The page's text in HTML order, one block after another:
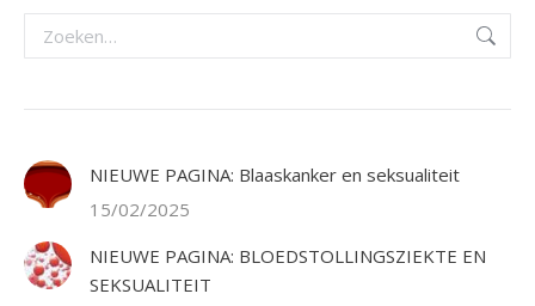
Zoeken:
NIEUWE PAGINA: Blaaskanker en seksualiteit
15/02/2025
NIEUWE PAGINA: BLOEDSTOLLINGSZIEKTE EN
SEKSUALITEIT